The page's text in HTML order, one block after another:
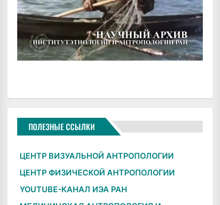
ПОЛЕЗНЫЕ ССЫЛКИ
ЦЕНТР ВИЗУАЛЬНОЙ АНТРОПОЛОГИИ
ЦЕНТР ФИЗИЧЕСКОЙ АНТРОПОЛОГИИ
YOUTUBE-КАНАЛ ИЭА РАН